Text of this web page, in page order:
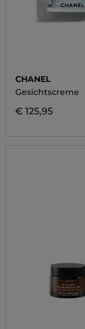
CHANEL
Gesichtscreme
€ 125,95